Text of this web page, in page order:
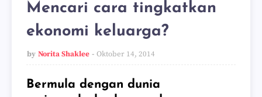
Mencari cara tingkatkan
ekonomi keluarga?
by Norita Shaklee Oktober 14, 2014
Bermula dengan dunia